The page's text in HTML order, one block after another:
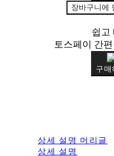
장바구니에
쉽고
토스페이 간편
구매
상세 설명 머리글
상세 설명